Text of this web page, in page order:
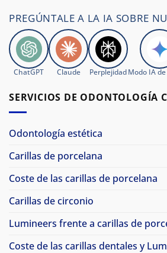
PREGÚNTALE A LA IA SOBRE
ChatGPT Claude Perplejidad Modo IA
SERVICIOS DE ODONTOLOGÍA
Odontología estética
Carillas de porcelana
Coste de las carillas de porcelana
Carillas de circonio
Lumineers frente a carillas de
Coste de las carillas dentales y